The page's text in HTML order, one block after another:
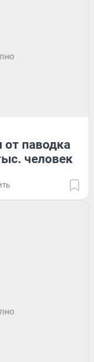
паводка
человек